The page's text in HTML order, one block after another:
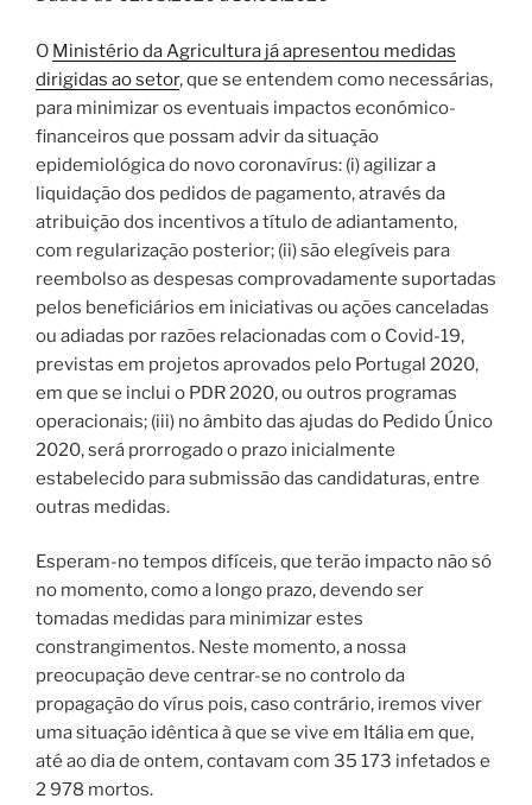
O Ministério da Agricultura já apresentou medidas
dirigidas ao setor, que se entendem como necessárias,
para minimizar os eventuais impactos económico-
financeiros que possam advir da situação
epidemiológica do novo coronavírus: (i) agilizar a
liquidação dos pedidos de pagamento, através da
atribuição dos incentivos a título de adiantamento,
com regularização posterior; (ii) são elegíveis para
reembolso as despesas comprovadamente suportadas
pelos beneficiários em iniciativas ou ações canceladas
ou adiadas por razões relacionadas com o Covid-19,
previstas em projetos aprovados pelo Portugal 2020,
em que se inclui o PDR 2020, ou outros programas
operacionais; (iii) no âmbito das ajudas do Pedido Único
2020, será prorrogado o prazo inicialmente
estabelecido para submissão das candidaturas, entre
outras medidas.
Esperam-no tempos difíceis, que terão impacto não só
no momento, como a longo prazo, devendo ser
tomadas medidas para minimizar estes
constrangimentos. Neste momento, a nossa
preocupação deve centrar-se no controlo da
propagação do vírus pois, caso contrário, iremos viver
uma situação idêntica à que se vive em Itália em que,
até ao dia de ontem, contavam com 35 173 infetados e
2 978 mortos.